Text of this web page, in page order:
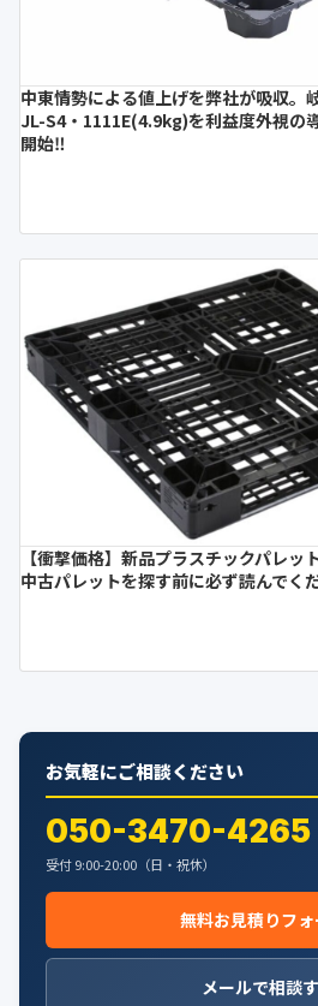
中東情勢による値上げを弊社が吸収。
JL-S4・1111E(4.9kg)を利益度外視の
開始‼︎
【衝撃価格】新品プラスチックパレッ
中古パレットを探す前に必ず読んでくだ
お気軽にご相談ください
050-3470-4265
受付 9:00-20:00（日・祝休）
無料お見積りフォ
メールで相談